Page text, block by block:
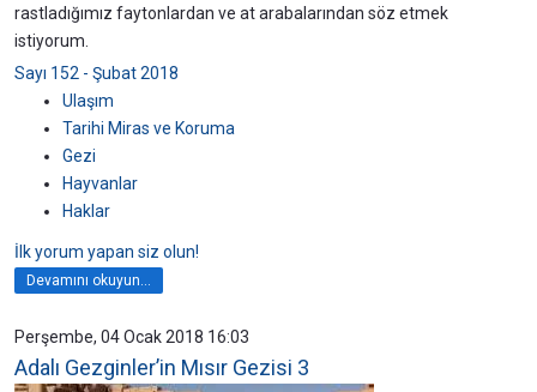
rastladığımız faytonlardan ve at arabalarından söz etmek
istiyorum.
Sayı 152 - Şubat 2018
Ulaşım
Tarihi Miras ve Koruma
Gezi
Hayvanlar
Haklar
İlk yorum yapan siz olun!
Devamını okuyun...
Perşembe, 04 Ocak 2018 16:03
Adalı Gezginler’in Mısır Gezisi 3